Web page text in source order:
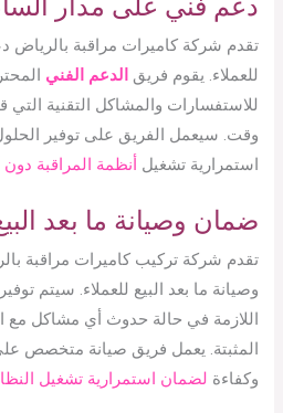
دعم فني على مدار
تقدم شركة كاميرات مراقبة بالرياض
للعملاء. يقوم فريق الدعم الفني
للاستفسارات والمشاكل التقنية التي
وقت. سيعمل الفريق على توفير
استمرارية تشغيل أنظمة المراقبة
ضمان وصيانة ما بعد
تقدم شركة تركيب كاميرات مراقبة
وصيانة ما بعد البيع للعملاء. سيتم
اللازمة في حالة حدوث أي مشاكل مع
المثبتة. يعمل فريق صيانة متخصص
وكفاءة لضمان استمرارية تشغيل